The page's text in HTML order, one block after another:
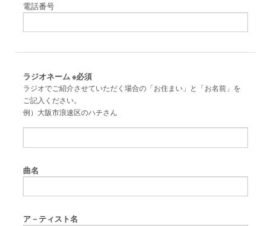
電話番号
ラジオネーム※必須
ラジオでご紹介させていただく場合の「お住まい」と「お名前」を
ご記入ください。
例）大阪市浪速区のハチさん
曲名
ア－ティスト名